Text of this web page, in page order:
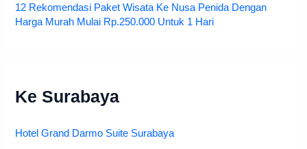
12 Rekomendasi Paket Wisata Ke Nusa Penida Dengan
Harga Murah Mulai Rp.250.000 Untuk 1 Hari
Ke Surabaya
Hotel Grand Darmo Suite Surabaya